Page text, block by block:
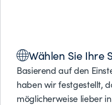
Wählen Sie Ihre
Basierend auf den
haben wir festgestellt,
möglicherweise lieber
DATENBLATT
BMC AMI